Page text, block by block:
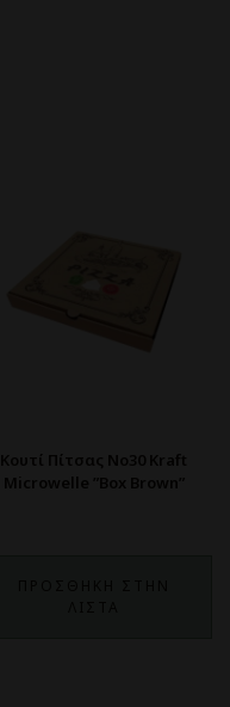
Κουτί Πίτσας Νο30 Kraft
Microwelle ”Box Brown”